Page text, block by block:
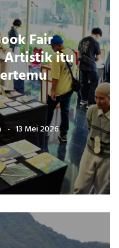
Fair
Artistik itu
13 Mei 2026